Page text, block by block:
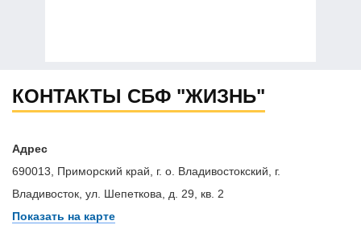
КОНТАКТЫ СБФ "ЖИЗНЬ"
Адрес
690013, Приморский край, г. о. Владивостокский, г.
Владивосток, ул. Шепеткова, д. 29, кв. 2
Показать на карте